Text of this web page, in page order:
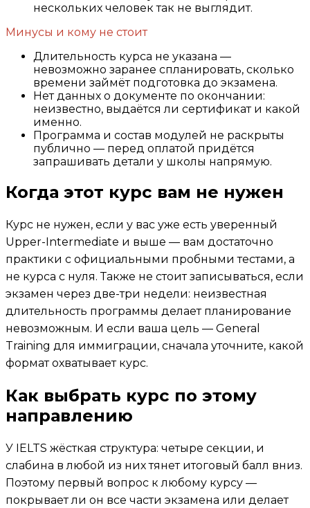
нескольких человек так не выглядит.
Минусы и кому не стоит
Длительность курса не указана —
невозможно заранее спланировать, сколько
времени займёт подготовка до экзамена.
Нет данных о документе по окончании:
неизвестно, выдаётся ли сертификат и какой
именно.
Программа и состав модулей не раскрыты
публично — перед оплатой придётся
запрашивать детали у школы напрямую.
Когда этот курс вам не нужен
Курс не нужен, если у вас уже есть уверенный
Upper-Intermediate и выше — вам достаточно
практики с официальными пробными тестами, а
не курса с нуля. Также не стоит записываться, если
экзамен через две-три недели: неизвестная
длительность программы делает планирование
невозможным. И если ваша цель — General
Training для иммиграции, сначала уточните, какой
формат охватывает курс.
Как выбрать курс по этому
направлению
У IELTS жёсткая структура: четыре секции, и
слабина в любой из них тянет итоговый балл вниз.
Поэтому первый вопрос к любому курсу —
покрывает ли он все части экзамена или делает